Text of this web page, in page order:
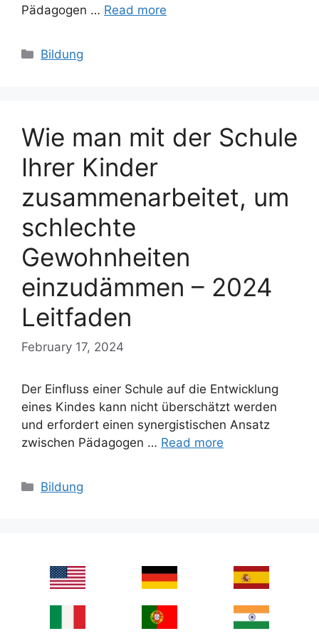
Pädagogen … Read more
Categories
Bildung
Wie man mit der Schule
Ihrer Kinder
zusammenarbeitet, um
schlechte
Gewohnheiten
einzudämmen – 2024
Leitfaden
February 17, 2024
Der Einfluss einer Schule auf die Entwicklung
eines Kindes kann nicht überschätzt werden
und erfordert einen synergistischen Ansatz
zwischen Pädagogen … Read more
Categories
Bildung